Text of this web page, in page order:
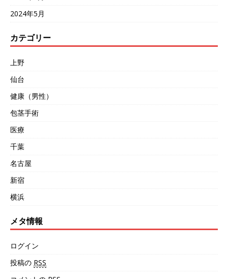
2024年5月
カテゴリー
上野
仙台
健康（男性）
包茎手術
医療
千葉
名古屋
新宿
横浜
メタ情報
ログイン
投稿の RSS